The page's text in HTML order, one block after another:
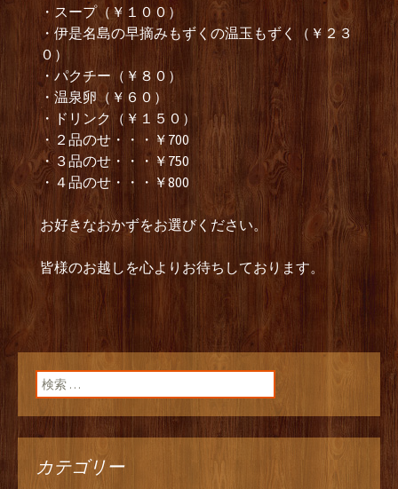
・スープ（￥１００）
・伊是名島の早摘みもずくの温玉もずく（￥２３
０）
・パクチー（￥８０）
・温泉卵（￥６０）
・ドリンク（￥１５０）
・２品のせ・・・￥700
・３品のせ・・・￥750
・４品のせ・・・￥800
お好きなおかずをお選びください。
皆様のお越しを心よりお待ちしております。
検索:
カテゴリー